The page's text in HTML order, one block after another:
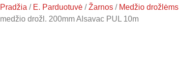
Pradžia / E. Parduotuvė /Žarnos / Medžio drožlėms
medžio drožl. 200mm Alsavac PUL 10m